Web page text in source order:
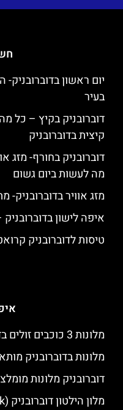
יום ראשון
בעיר
דוברובניק בקיץ – כל
קיצית בדוברובניק
דוברובניק בחורף- מזג
מה לעשות ביום גשום
מזג אוויר
איפה לישון
טיסות לדוברובניק
מלונות 3 כוכבים זולים בדוברובניק
מלונות בדוברובניק
דוברובניק מלונות
מלון הילטון דוברובניק (Hilton Imperial Dubrovnik)